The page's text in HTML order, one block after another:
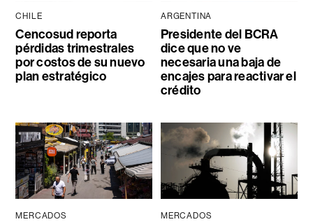
CHILE
Cencosud reporta
pérdidas trimestrales
por costos de su nuevo
plan estratégico
ARGENTINA
Presidente del BCRA
dice que no ve
necesaria una baja de
encajes para reactivar el
crédito
MERCADOS MERCADOS